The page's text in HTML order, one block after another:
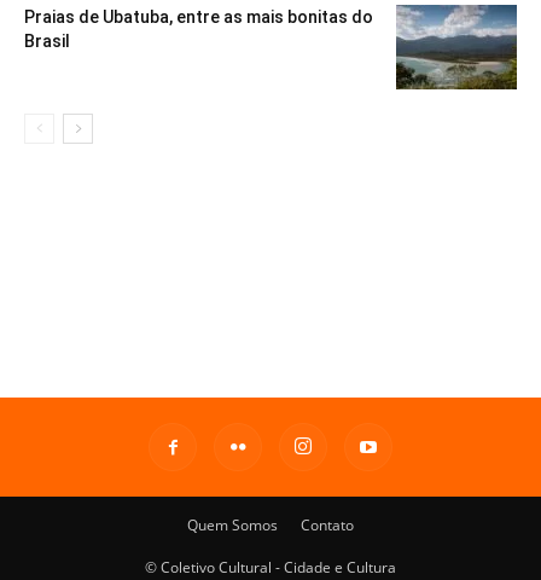
Praias de Ubatuba, entre as mais bonitas do
Brasil
Quem Somos Contato
© Coletivo Cultural - Cidade e Cultura